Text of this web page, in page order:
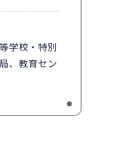
学校・特別
、教育セン